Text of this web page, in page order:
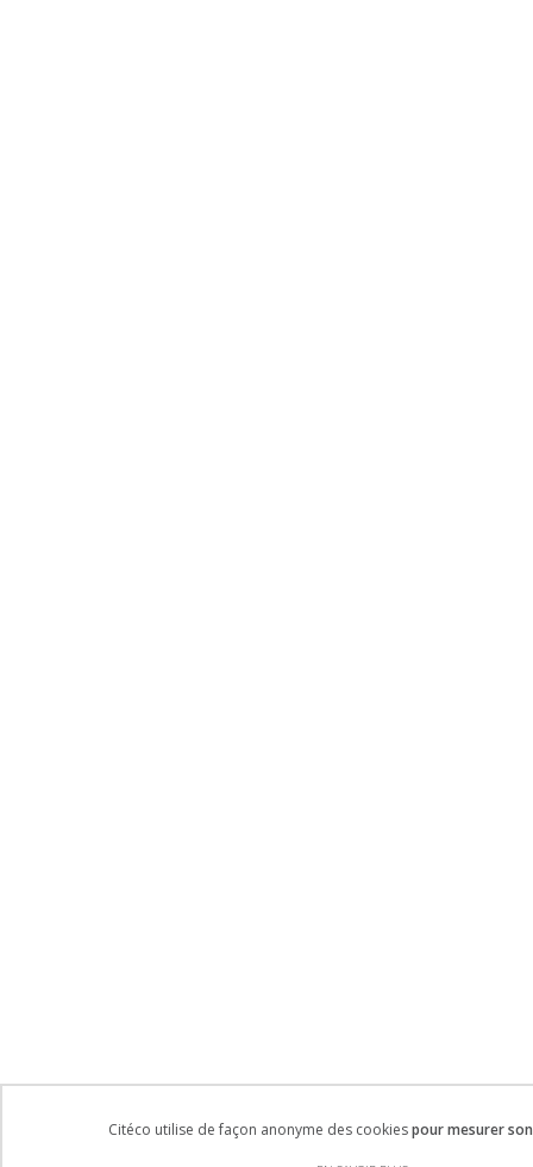
Citéco utilise de façon anonyme des cookiespour mesurer